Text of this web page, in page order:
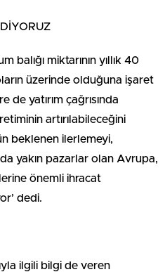
balığı miktarının yıllık 40
üzerinde olduğuna işaret
de yatırım çağrısında
artırılabileceğini
beklenen ilerlemeyi,
yakın pazarlar olan Avrupa,
önemli ihracat
dedi.
ilgili bilgi de veren